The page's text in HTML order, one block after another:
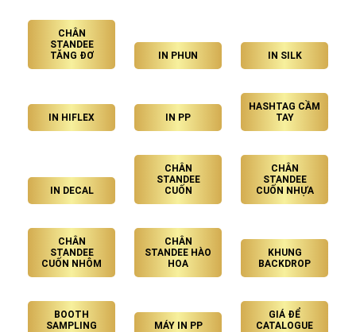
CHÂN
STANDEE
TĂNG ĐƠ
IN PHUN IN SILK
IN HIFLEX IN PP
HASHTAG CẦM
TAY
IN DECAL
CHÂN
STANDEE
CUỐN
CHÂN
STANDEE
CUỐN NHỰA
CHÂN
STANDEE
CUỐN NHÔM
CHÂN
STANDEE HÀO
HOA
KHUNG
BACKDROP
BOOTH
SAMPLING
MÁY IN PP
GIÁ ĐỂ
CATALOGUE